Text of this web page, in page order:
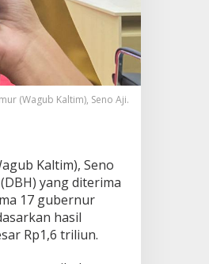
(Wagub Kaltim), Seno Aji.
Kaltim), Seno
yang diterima
17 gubernur
hasil
Rp1,6 triliun.